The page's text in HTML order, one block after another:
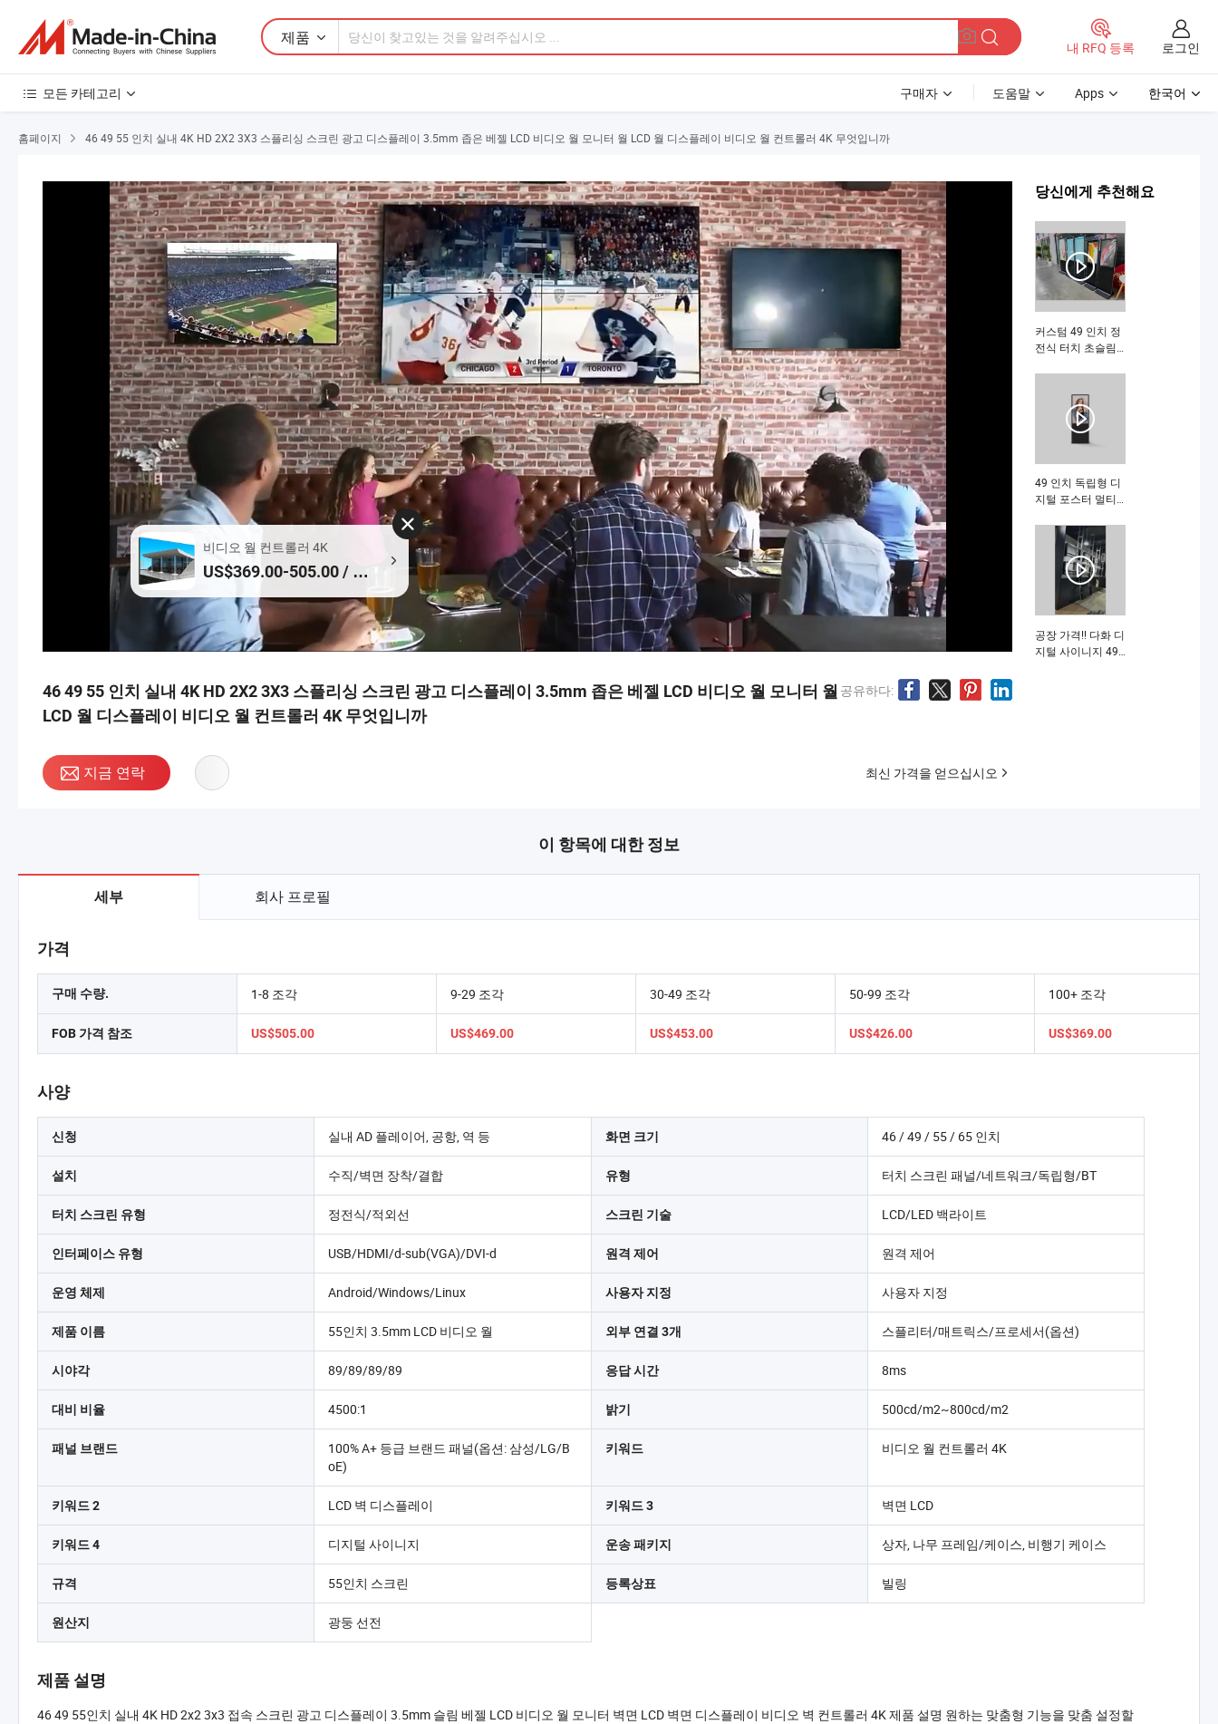
제품
내 RFQ 등록 로그인
모든 카테고리 구매자 도움말 Apps 한국어
홈페이지 46 49 55 인치 실내 4K HD 2X2 3X3 스플리싱 스크린 광고 디스플레이 3.5mm 좁은 베젤 LCD 비디오 월 모니터 월 LCD 월 디스플레이 비디오 월 컨트롤러 4K 무엇입니까
비디오 월 컨트롤러 4K
US$369.00-505.00 / 상
품
당신에게 추천해요
커스텀 49 인치 정
전식 터치 초슬림
장비 LED 스탠드
디스플레이 LCD 디
지털 사이니지 무
엇입니까
49 인치 독립형 디
지털 포스터 멀티
워크 상업 광고 디
스플레이 디지털
사이니지 무엇입니
공장 가격!! 다화 디
지털 사이니지 49
46 49 55 인치 실내 4K HD 2X2 3X3 스플리싱 스크린 광고 디스플레이 3.5mm 좁은 베젤 LCD 비디오 월 모니터 월
LCD 월 디스플레이 비디오 월 컨트롤러 4K 무엇입니까
공유하다:
지금 연락 최신 가격을 얻으십시오
이 항목에 대한 정보
세부 회사 프로필
가격
구매 수량.
FOB 가격 참조
1-8 조각
US$505.00
9-29 조각
US$469.00
30-49 조각
US$453.00
50-99 조각
US$426.00
100+ 조각
US$369.00
사양
신청 실내 AD 플레이어, 공항, 역 등 화면 크기 46 / 49 / 55 / 65 인치
설치 수직/벽면 장착/결합 유형 터치 스크린 패널/네트워크/독립형/BT
터치 스크린 유형 정전식/적외선 스크린 기술 LCD/LED 백라이트
인터페이스 유형 USB/HDMI/d-sub(VGA)/DVI-d 원격 제어 원격 제어
운영 체제 Android/Windows/Linux 사용자 지정 사용자 지정
제품 이름 55인치 3.5mm LCD 비디오 월 외부 연결 3개 스플리터/매트릭스/프로세서(옵션)
시야각 89/89/89/89 응답 시간 8ms
대비 비율 4500:1 밝기 500cd/m2~800cd/m2
패널 브랜드
100% A+ 등급 브랜드 패널(옵션: 삼성/LG/B
oE)
키워드 비디오 월 컨트롤러 4K
키워드 2 LCD 벽 디스플레이 키워드 3 벽면 LCD
키워드 4 디지털 사이니지 운송 패키지 상자, 나무 프레임/케이스, 비행기 케이스
규격 55인치 스크린 등록상표 빌링
원산지 광둥 선전
제품 설명
46 49 55인치 실내 4K HD 2x2 3x3 접속 스크린 광고 디스플레이 3.5mm 슬림 베젤 LCD 비디오 월 모니터 벽면 LCD 벽면 디스플레이 비디오 벽 컨트롤러 4K 제품 설명 원하는 맞춤형 기능을 맞춤 설정할